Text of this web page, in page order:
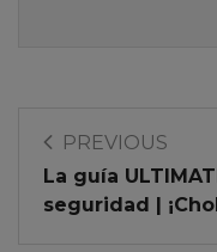
PREVIOUS
La guía
seguridad |